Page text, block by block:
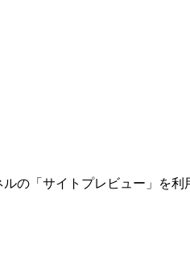
の「サイトプレビュー」を利